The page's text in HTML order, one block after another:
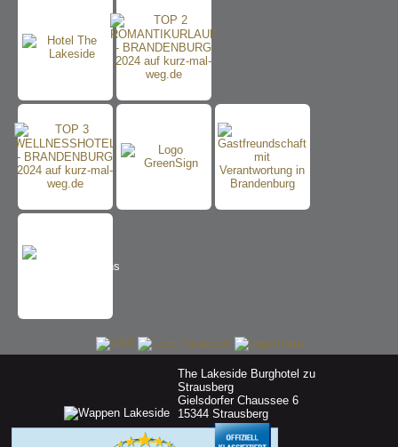
The Lakeside Burghotel zu
Strausberg
Gielsdorfer Chaussee 6
15344 Strausberg